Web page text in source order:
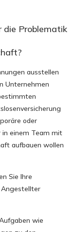
die Problematik
ausstellen
Unternehmen
oder
in einem Team mit
aufbauen wollen
Sie Ihre
wie